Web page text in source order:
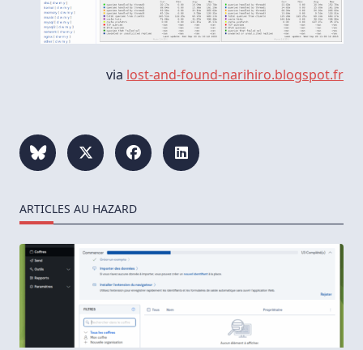
via lost-and-found-narihiro.blogspot.fr
ARTICLES AU HAZARD